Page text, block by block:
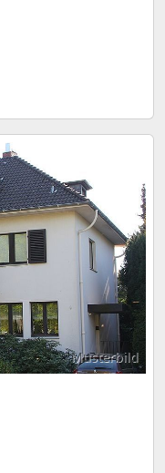
Musterbild